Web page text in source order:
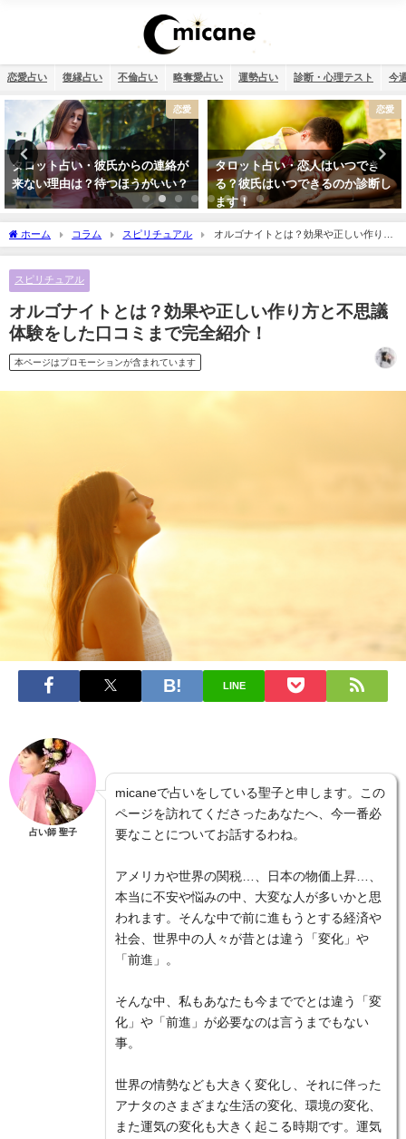
恋愛占い 復縁占い 不倫占い 略奪愛占い 運勢占い 診断・心理テスト 今
恋愛
タロット占い・恋人はいつでき
る？彼氏はいつできるのか診断し
ます！
復縁
タロット占い・元彼の今の私に対
する気持ちは？どう思ってる？
ホーム コラム スピリチュアル
オルゴナイトとは？効果や正しい作り方
と不思議体験をした口コミまで完全紹介！
スピリチュアル
オルゴナイトとは？効果や正しい作り方と不思議
体験をした口コミまで完全紹介！
本ページはプロモーションが含まれています
LINE
占い師 聖子
micaneで占いをしている聖子と申します。この
ページを訪れてくださったあなたへ、今一番必
要なことについてお話するわね。
アメリカや世界の関税…、日本の物価上昇…、
本当に不安や悩みの中、大変な人が多いかと思
われます。そんな中で前に進もうとする経済や
社会、世界中の人々が昔とは違う「変化」や
「前進」。
そんな中、私もあなたも今まででとは違う「変
化」や「前進」が必要なのは言うまでもない
事。
世界の情勢なども大きく変化し、それに伴った
アナタのさまざまな生活の変化、環境の変化、
また運気の変化も大きく起こる時期です。運気